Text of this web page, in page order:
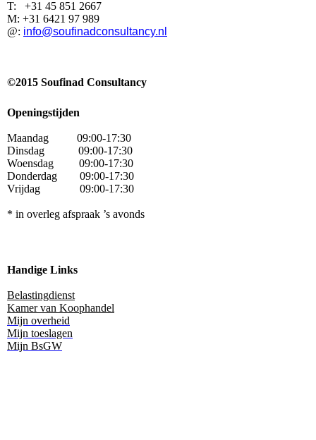
T: +31 45 851 2667
M: +31 6421 97 989
@: info@soufinadconsultancy.nl
©2015 Soufinad Consultancy
Openingstijden
Maandag 09:00-17:30
Dinsdag 09:00-17:30
Woensdag 09:00-17:30
Donderdag 09:00-17:30
Vrijdag 09:00-17:30
* in overleg afspraak ’s avonds
Handige Links
Belastingdienst
Kamer van Koophandel
Mijn overheid
Mijn toeslagen
Mijn BsGW